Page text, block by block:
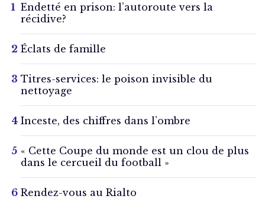
Endetté en prison: l’autoroute vers la
récidive?
Éclats de famille
Titres-services: le poison invisible du
nettoyage
Inceste, des chiffres dans l’ombre
« Cette Coupe du monde est un clou de plus
dans le cercueil du football »
Rendez-vous au Rialto